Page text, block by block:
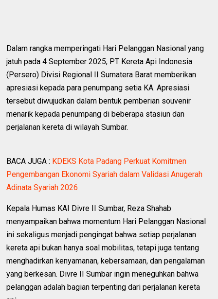
Dalam rangka memperingati Hari Pelanggan Nasional yang
jatuh pada 4 September 2025, PT Kereta Api Indonesia
(Persero) Divisi Regional II Sumatera Barat memberikan
apresiasi kepada para penumpang setia KA. Apresiasi
tersebut diwujudkan dalam bentuk pemberian souvenir
menarik kepada penumpang di beberapa stasiun dan
perjalanan kereta di wilayah Sumbar.
BACA JUGA : KDEKS Kota Padang Perkuat Komitmen
Pengembangan Ekonomi Syariah dalam Validasi Anugerah
Adinata Syariah 2026
Kepala Humas KAI Divre II Sumbar, Reza Shahab
menyampaikan bahwa momentum Hari Pelanggan Nasional
ini sekaligus menjadi pengingat bahwa setiap perjalanan
kereta api bukan hanya soal mobilitas, tetapi juga tentang
menghadirkan kenyamanan, kebersamaan, dan pengalaman
yang berkesan. Divre II Sumbar ingin meneguhkan bahwa
pelanggan adalah bagian terpenting dari perjalanan kereta